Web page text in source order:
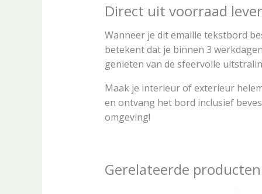
Direct uit voorraad
Wanneer je dit emaille tekstbord
betekent dat je binnen 3
genieten van de sfeervolle
Maak je interieur of exterieur
en ontvang het bord inclusief
omgeving!
Gerelateerde producten